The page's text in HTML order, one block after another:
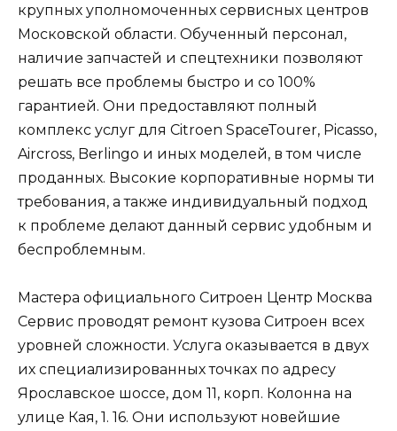
крупных уполномоченных сервисных центров
Московской области. Обученный персонал,
наличие запчастей и спецтехники позволяют
решать все проблемы быстро и со 100%
гарантией. Они предоставляют полный
комплекс услуг для Citroen SpaceTourer, Picasso,
Aircross, Berlingo и иных моделей, в том числе
проданных. Высокие корпоративные нормы ти
требования, а также индивидуальный подход
к проблеме делают данный сервис удобным и
беспроблемным.
Мастера официального Ситроен Центр Москва
Сервис проводят ремонт кузова Ситроен всех
уровней сложности. Услуга оказывается в двух
их специализированных точках по адресу
Ярославское шоссе, дом 11, корп. Колонна на
улице Кая, 1. 16. Они используют новейшие